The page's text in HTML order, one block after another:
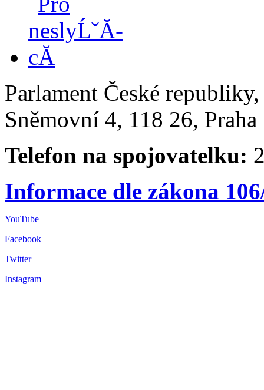
Parlament České
Sněmovní 4, 118 26,
Telefon na spojovatelku:
Informace dle zákona
YouTube
Facebook
Twitter
Instagram